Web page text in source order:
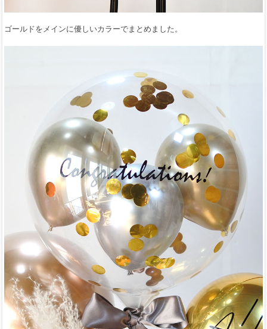
ゴールドをメインに優しいカラーでまとめました。